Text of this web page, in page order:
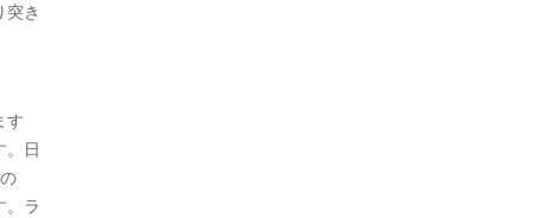
き
す
。日
。ラ